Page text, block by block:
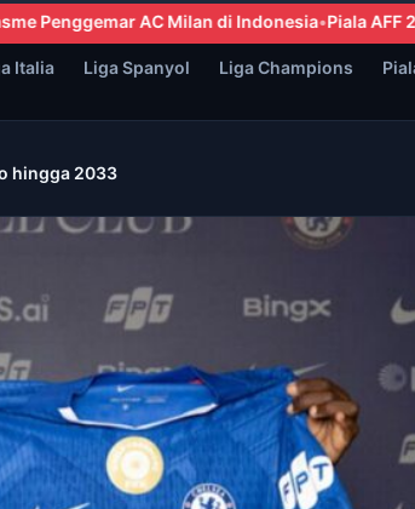
Piala AFF 2026: Thailand dan Malaysia
Italia Liga Spanyol Liga Champions
hingga 2033